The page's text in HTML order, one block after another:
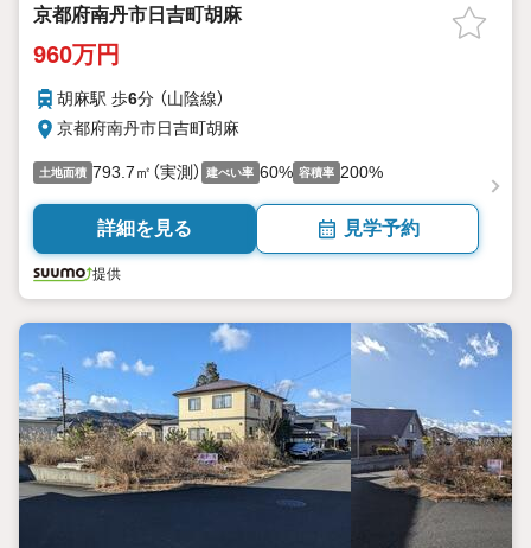
京都府南丹市日吉町胡麻
960万円
胡麻駅 歩6分 （山陰線）
京都府南丹市日吉町胡麻
土地面積 793.7㎡（実測） 建ぺい率 60% 容積率 200%
詳細を見る 見学予約
提供